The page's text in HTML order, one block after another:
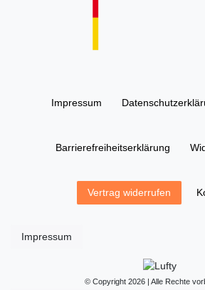
Impressum
Barrierefreiheitserklärung
Vertrag widerrufen
Impressum
© Copyright 2026 | Alle Rechte